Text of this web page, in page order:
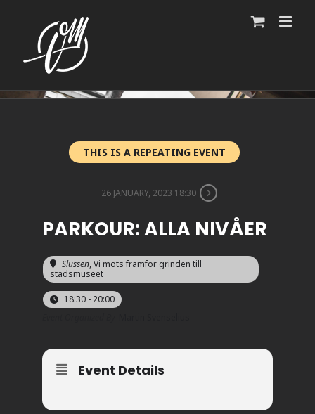
innehållet
THIS IS A REPEATING EVENT
26 JANUARY, 2023 18:30
PARKOUR: ALLA NIVÅER
Slussen, Vi möts framför grinden till
stadsmuseet
18:30 - 20:00
Event Details